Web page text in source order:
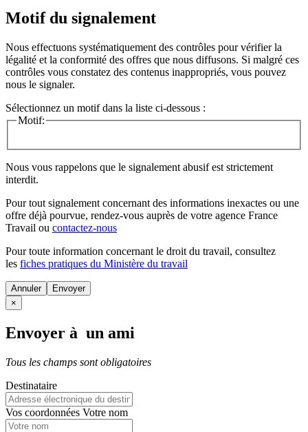
Motif du signalement
Nous effectuons systématiquement des contrôles pour vérifier la
légalité et la conformité des offres que nous diffusons. Si malgré ces
contrôles vous constatez des contenus inappropriés, vous pouvez
nous le signaler.
Sélectionnez un motif dans la liste ci-dessous :
Motif:
Nous vous rappelons que le signalement abusif est strictement
interdit.
Pour tout signalement concernant des informations inexactes ou une
offre déjà pourvue, rendez-vous auprès de votre agence France
Travail ou contactez-nous
Pour toute information concernant le droit du travail, consultez
les fiches pratiques du Ministère du travail
Annuler
×
Envoyer à un ami
Tous les champs sont obligatoires
Destinataire
Vos coordonnées Votre nom